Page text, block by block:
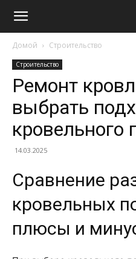
Домой Строительство
Строительство
Ремонт
выбрать
кровельного
14.03.2025
Сравнение
кровельных
плюсы и